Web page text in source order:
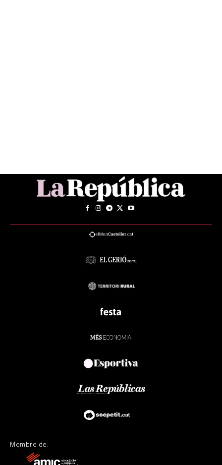
Membre de: